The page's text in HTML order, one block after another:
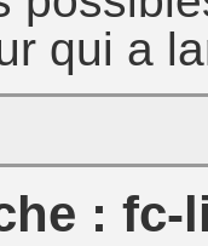
qui a
: fc-